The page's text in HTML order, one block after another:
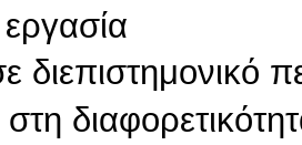
διεπιστημονικό